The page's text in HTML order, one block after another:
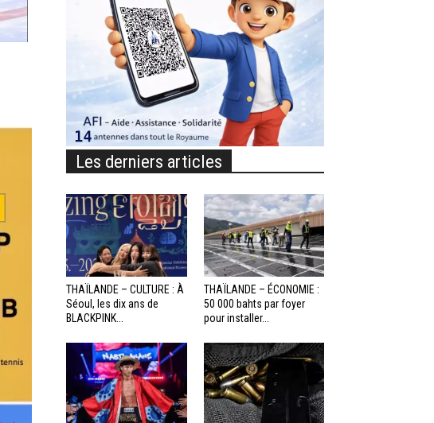
Les derniers articles
THAÏLANDE – CULTURE : À
Séoul, les dix ans de
BLACKPINK...
THAÏLANDE – ÉCONOMIE :
50 000 bahts par foyer
pour installer...